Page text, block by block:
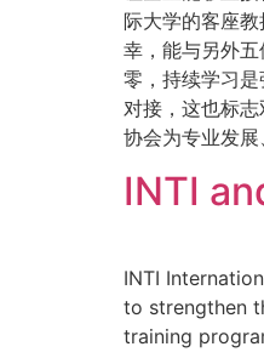
际大学的客座
幸，能与另外
零，持续学习
对接，这也标
协会为专业发
INTI
INTI
to strengthen
training